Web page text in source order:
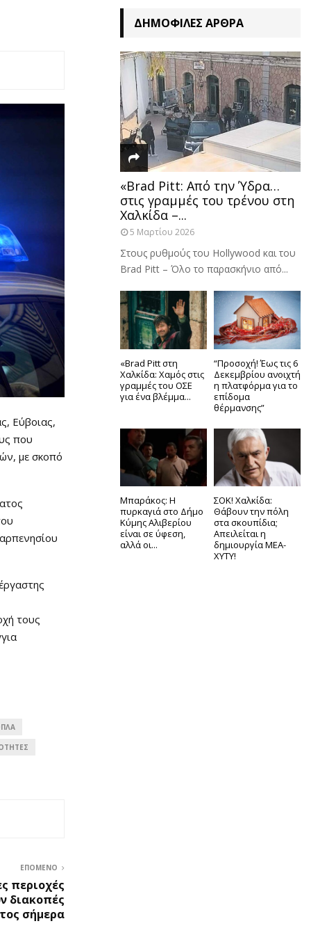
Εύβοιας,
που
με σκοπό
τους
ΕΠΌΜΕΝΟ
περιοχές
διακοπές
σήμερα
ΔΗΜΟΦΙΛΈΣ ΆΡΘΡΑ
«Brad Pitt: Από την Ύδρα…
στις γραμμές του τρένου στη
Χαλκίδα –...
5 Μαρτίου 2026
Στους ρυθμούς του Hollywood και του
Brad Pitt – Όλο το παρασκήνιο από...
«Brad Pitt στη
Χαλκίδα: Χαμός στις
γραμμές του ΟΣΕ
για ένα βλέμμα...
“Προσοχή! Έως τις 6
Δεκεμβρίου ανοιχτή
η πλατφόρμα για το
επίδομα
θέρμανσης”
Μπαράκος: Η
πυρκαγιά στο Δήμο
Κύμης Αλιβερίου
είναι σε ύφεση,
αλλά οι...
ΣΟΚ! Χαλκίδα:
Θάβουν την πόλη
στα σκουπίδια;
Απειλείται η
δημιουργία ΜΕΑ-
ΧΥΤΥ!